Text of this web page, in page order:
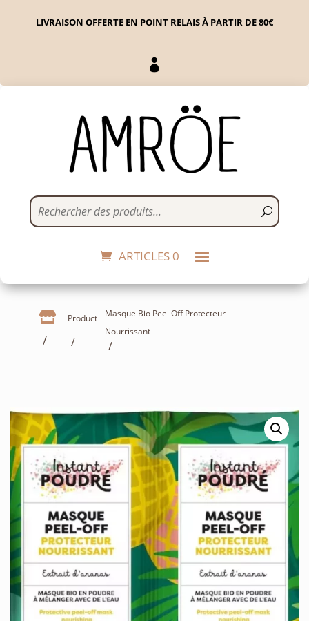
LIVRAISON OFFERTE EN POINT RELAIS À PARTIR DE 80€

ARTICLES 0
 Product
Masque Bio Peel Off Protecteur
Nourrissant
Phosphorescent tape |
orange